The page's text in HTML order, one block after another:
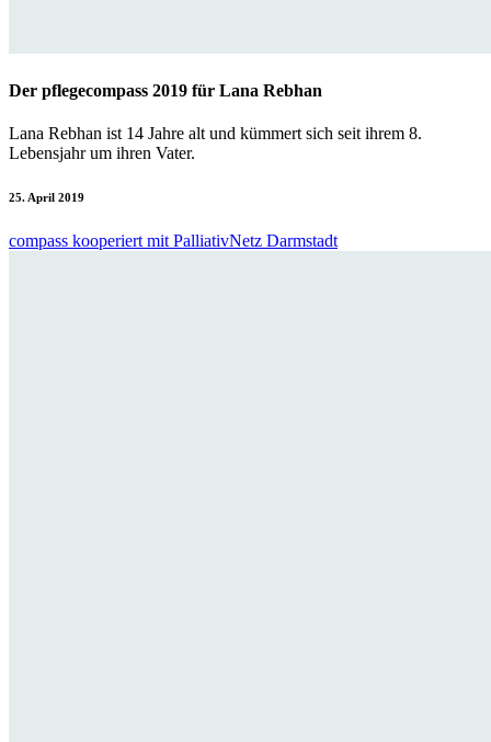
Der pflegecompass 2019 für Lana Rebhan
Lana Rebhan ist 14 Jahre alt und kümmert sich seit ihrem 8.
Lebensjahr um ihren Vater.
25. April 2019
compass kooperiert mit PalliativNetz Darmstadt